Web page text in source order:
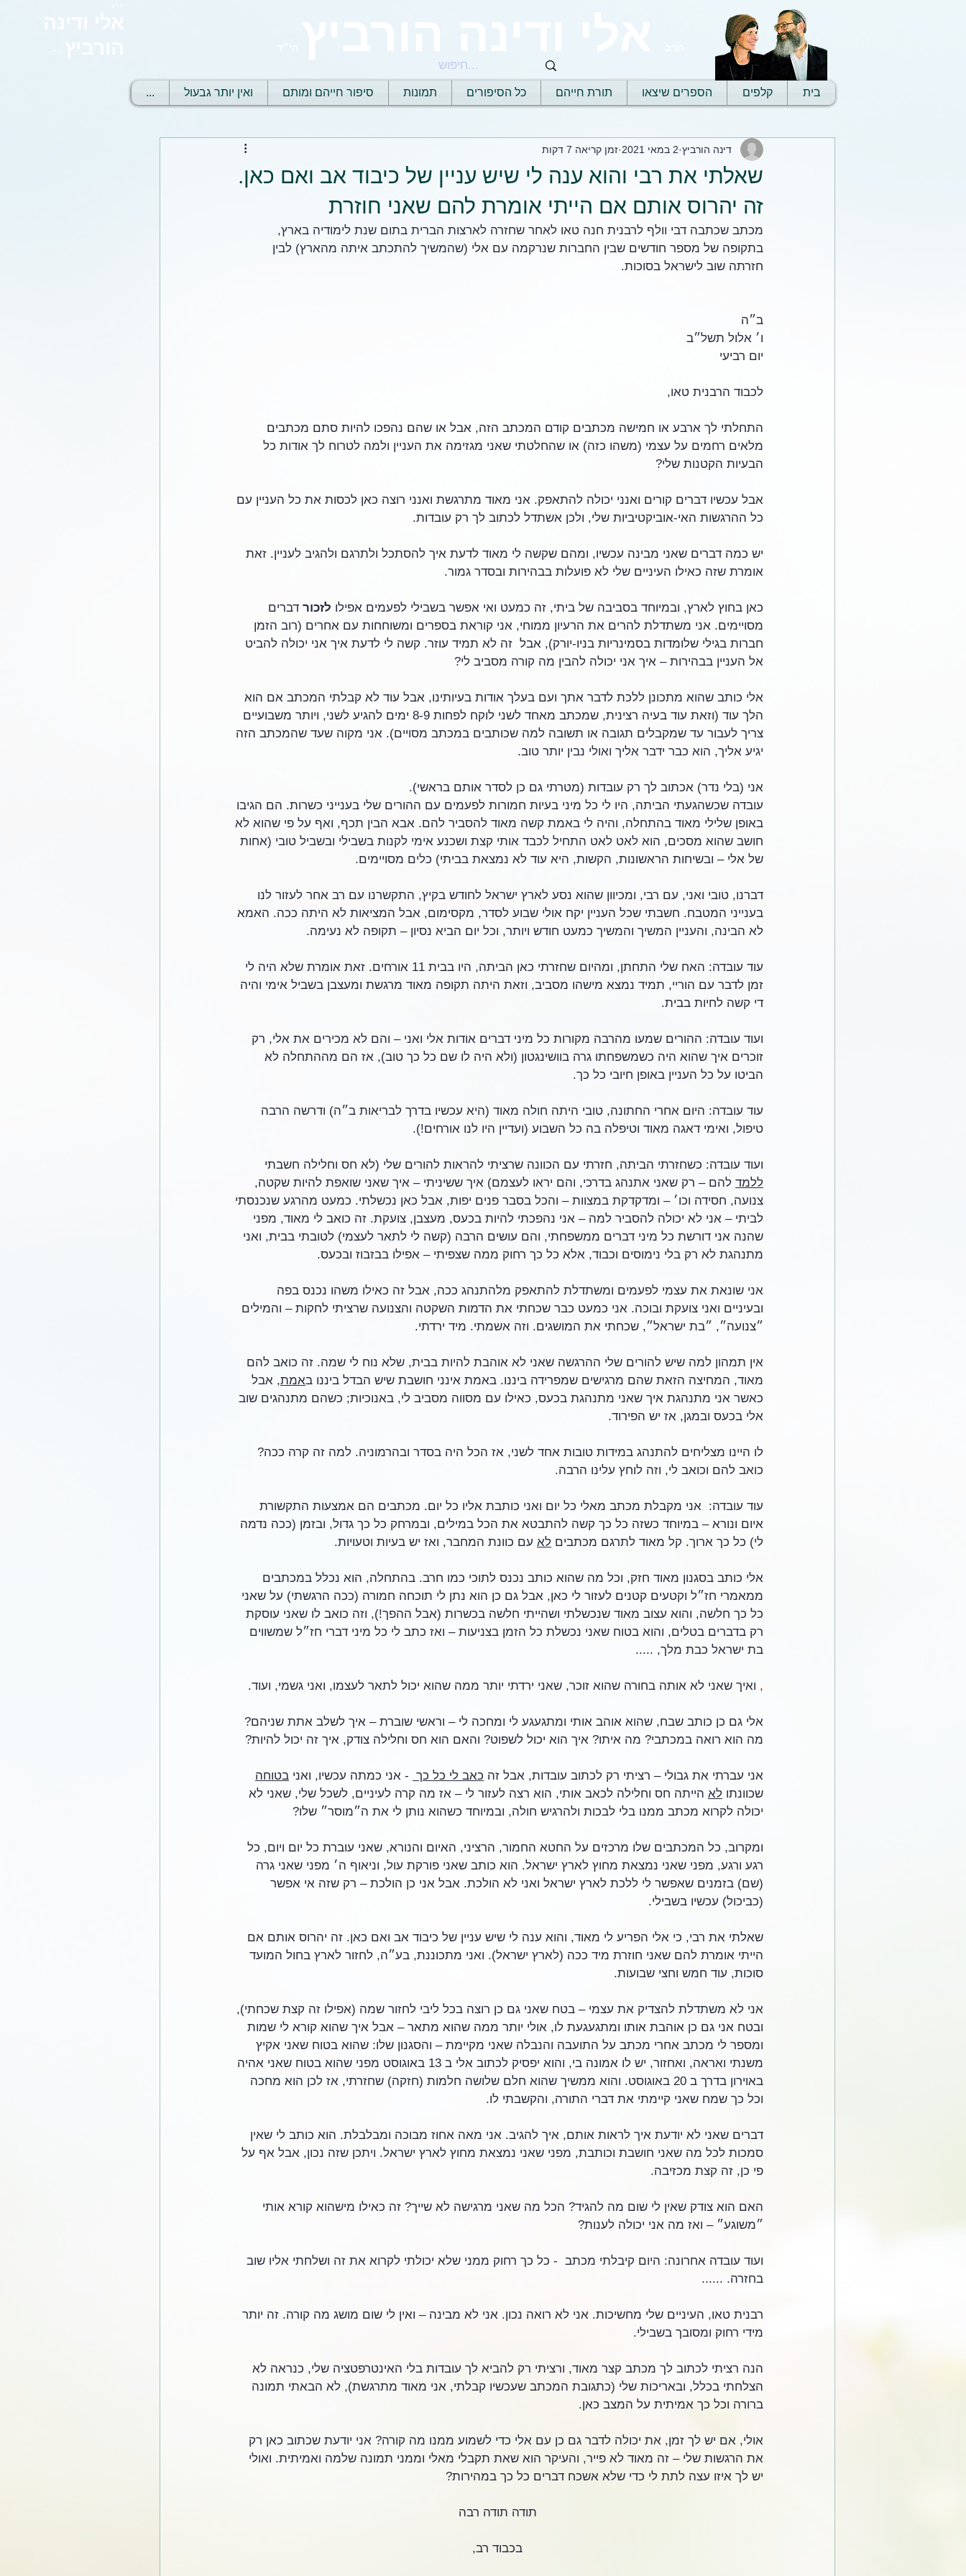
בית קלפים הספרים שיצאו תורת חייהם כל הסיפורים תמונות סיפור חייהם ומותם ואין יותר גבעול ...
שאלתי את רבי והוא ענה לי שיש עניין של כיבוד אב ואם כאן.
זה יהרוס אותם אם הייתי אומרת להם שאני חוזרת
דינה הורביץ 2 במאי 2021 זמן קריאה 7 דקות
מכתב שכתבה דבי וולף לרבנית חנה טאו לאחר שחזרה לארצות הברית בתום שנת לימודיה בארץ,
בתקופה של מספר חודשים שבין החברות שנרקמה עם אלי (שהמשיך להתכתב איתה מהארץ) לבין
חזרתה שוב לישראל בסוכות.
ב״ה
ו׳ אלול תשל״ב
יום רביעי
לכבוד הרבנית טאו,
התחלתי לך ארבע או חמישה מכתבים קודם המכתב הזה, אבל או שהם נהפכו להיות סתם מכתבים
מלאים רחמים על עצמי (משהו כזה) או שהחלטתי שאני מגזימה את העניין ולמה לטרוח לך אודות כל
הבעיות הקטנות שלי?
אבל עכשיו דברים קורים ואנני יכולה להתאפק. אני מאוד מתרגשת ואנני רוצה כאן לכסות את כל העניין עם
כל ההרגשות האי-אוביקטיביות שלי, ולכן אשתדל לכתוב לך רק עובדות.
יש כמה דברים שאני מבינה עכשיו, ומהם שקשה לי מאוד לדעת איך להסתכל ולתרגם ולהגיב לעניין. זאת
אומרת שזה כאילו העיניים שלי לא פועלות בבהירות ובסדר גמור.
כאן בחוץ לארץ, ובמיוחד בסביבה של ביתי, זה כמעט ואי אפשר בשבילי לפעמים אפילו לזכור דברים
מסויימים. אני משתדלת להרים את הרעיון ממוחי, אני קוראת בספרים ומשוחחות עם אחרים (רוב הזמן
חברות בגילי שלומדות בסמינריות בניו-יורק), אבל  זה לא תמיד עוזר. קשה לי לדעת איך אני יכולה להביט
אל העניין בבהירות – איך אני יכולה להבין מה קורה מסביב לי?
אלי כותב שהוא מתכונן ללכת לדבר אתך ועם בעלך אודות בעיותינו, אבל עוד לא קבלתי המכתב אם הוא
הלך עוד (וזאת עוד בעיה רצינית, שמכתב מאחד לשני לוקח לפחות 8-9 ימים להגיע לשני, ויותר משבועיים
צריך לעבור עד שמקבלים תגובה או תשובה למה שכותבים במכתב מסויים). אני מקוה שעד שהמכתב הזה
יגיע אליך, הוא כבר ידבר אליך ואולי נבין יותר טוב.
אני (בלי נדר) אכתוב לך רק עובדות (מטרתי גם כן לסדר אותם בראשי).
עובדה שכשהגעתי הביתה, היו לי כל מיני בעיות חמורות לפעמים עם ההורים שלי בענייני כשרות. הם הגיבו
באופן שלילי מאוד בהתחלה, והיה לי באמת קשה מאוד להסביר להם. אבא הבין תכף, ואף על פי שהוא לא
חושב שהוא מסכים, הוא לאט לאט התחיל לכבד אותי קצת ושכנע אימי לקנות בשבילי ובשביל טובי (אחות
של אלי – ובשיחות הראשונות, הקשות, היא עוד לא נמצאת בביתי) כלים מסויימים.
דברנו, טובי ואני, עם רבי, ומכיוון שהוא נסע לארץ ישראל לחודש בקיץ, התקשרנו עם רב אחר לעזור לנו
בענייני המטבח. חשבתי שכל העניין יקח אולי שבוע לסדר, מקסימום, אבל המציאות לא היתה ככה. האמא
לא הבינה, והעניין המשיך והמשיך כמעט חודש ויותר, וכל יום הביא נסיון – תקופה לא נעימה.
עוד עובדה: האח שלי התחתן, ומהיום שחזרתי כאן הביתה, היו בבית 11 אורחים. זאת אומרת שלא היה לי
זמן לדבר עם הוריי, תמיד נמצא מישהו מסביב, וזאת היתה תקופה מאוד מרגשת ומעצבן בשביל אימי והיה
די קשה לחיות בבית.
ועוד עובדה: ההורים שמעו מהרבה מקורות כל מיני דברים אודות אלי ואני – והם לא מכירים את אלי, רק
זוכרים איך שהוא היה כשמשפחתו גרה בוושינגטון (ולא היה לו שם כל כך טוב), אז הם מההתחלה לא
הביטו על כל העניין באופן חיובי כל כך.
עוד עובדה: היום אחרי החתונה, טובי היתה חולה מאוד (היא עכשיו בדרך לבריאות ב״ה) ודרשה הרבה
טיפול, ואימי דאגה מאוד וטיפלה בה כל השבוע (ועדיין היו לנו אורחים!).
ועוד עובדה: כשחזרתי הביתה, חזרתי עם הכוונה שרציתי להראות להורים שלי (לא חס וחלילה חשבתי
ללמד להם – רק שאני אתנהג בדרכי, והם יראו לעצמם) איך ששיניתי – איך שאני שואפת להיות שקטה,
צנועה, חסידה וכו׳ – ומדקדקת במצוות – והכל בסבר פנים יפות, אבל כאן נכשלתי. כמעט מהרגע שנכנסתי
לביתי – אני לא יכולה להסביר למה – אני נהפכתי להיות בכעס, מעצבן, צועקת. זה כואב לי מאוד, מפני
שהנה אני דורשת כל מיני דברים ממשפחתי, והם עושים הרבה (קשה לי לתאר לעצמי) לטובתי בבית, ואני
מתנהגת לא רק בלי נימוסים וכבוד, אלא כל כך רחוק ממה שצפיתי – אפילו בבזבוז ובכעס.
אני שונאת את עצמי לפעמים ומשתדלת להתאפק מלהתנהג ככה, אבל זה כאילו משהו נכנס בפה
ובעיניים ואני צועקת ובוכה. אני כמעט כבר שכחתי את הדמות השקטה והצנועה שרציתי לחקות – והמילים
״צנועה״, ״בת ישראל״, שכחתי את המושגים. וזה אשמתי. מיד ירדתי.
אין תמהון למה שיש להורים שלי ההרגשה שאני לא אוהבת להיות בבית, שלא נוח לי שמה. זה כואב להם
מאוד, המחיצה הזאת שהם מרגישים שמפרידה ביננו. באמת אינני חושבת שיש הבדל ביננו באמת, אבל
כאשר אני מתנהגת איך שאני מתנהגת בכעס, כאילו עם מסווה מסביב לי, באנוכיות; כשהם מתנהגים שוב
אלי בכעס ובמגן, אז יש הפירוד.
לו היינו מצליחים להתנהג במידות טובות אחד לשני, אז הכל היה בסדר ובהרמוניה. למה זה קרה ככה?
כואב להם וכואב לי, וזה לוחץ עלינו הרבה.
עוד עובדה:  אני מקבלת מכתב מאלי כל יום ואני כותבת אליו כל יום. מכתבים הם אמצעות התקשורת
איום ונורא – במיוחד כשזה כל כך קשה להתבטא את הכל במילים, ובמרחק כל כך גדול, ובזמן (ככה נדמה
לי) כל כך ארוך. קל מאוד לתרגם מכתבים לא עם כוונת המחבר, ואז יש בעיות וטעויות.
אלי כותב בסגנון מאוד חזק, וכל מה שהוא כותב נכנס לתוכי כמו חרב. בהתחלה, הוא נכלל במכתבים
ממאמרי חז״ל וקטעים קטנים לעזור לי כאן, אבל גם כן הוא נתן לי תוכחה חמורה (ככה הרגשתי) על שאני
כל כך חלשה, והוא עצוב מאוד שנכשלתי ושהייתי חלשה בכשרות (אבל ההפך!), וזה כואב לו שאני עוסקת
רק בדברים בטלים, והוא בטוח שאני נכשלת כל הזמן בצניעות – ואז כתב לי כל מיני דברי חז״ל שמשווים
בת ישראל כבת מלך, .....
, ואיך שאני לא אותה בחורה שהוא זוכר, שאני ירדתי יותר ממה שהוא יכול לתאר לעצמו, ואני גשמי, ועוד.
אלי גם כן כותב שבח, שהוא אוהב אותי ומתגעגע לי ומחכה לי – וראשי שוברת – איך לשלב אתת שניהם?
מה הוא רואה במכתבי? מה איתו? איך הוא יכול לשפוט? והאם הוא חס וחלילה צודק, איך זה יכול להיות?
אני עברתי את גבולי – רציתי רק לכתוב עובדות, אבל זה כאב לי כל כך - אני כמתה עכשיו, ואני בטוחה
שכוונתו לא הייתה חס וחלילה לכאב אותי, הוא רצה לעזור לי – אז מה קרה לעיניים, לשכל שלי, שאני לא
יכולה לקרוא מכתב ממנו בלי לבכות ולהרגיש חולה, ובמיוחד כשהוא נותן לי את ה״מוסר״ שלו?
ומקרוב, כל המכתבים שלו מרכזים על החטא החמור, הרציני, האיום והנורא, שאני עוברת כל יום ויום, כל
רגע ורגע, מפני שאני נמצאת מחוץ לארץ ישראל. הוא כותב שאני פורקת עול, וניאוף ה׳ מפני שאני גרה
(שם) בזמנים שאפשר לי ללכת לארץ ישראל ואני לא הולכת. אבל אני כן הולכת – רק שזה אי אפשר
(כביכול) עכשיו בשבילי.
שאלתי את רבי, כי אלי הפריע לי מאוד, והוא ענה לי שיש עניין של כיבוד אב ואם כאן. זה יהרוס אותם אם
הייתי אומרת להם שאני חוזרת מיד ככה (לארץ ישראל). ואני מתכוננת, בע״ה, לחזור לארץ בחול המועד
סוכות, עוד חמש וחצי שבועות.
אני לא משתדלת להצדיק את עצמי – בטח שאני גם כן רוצה בכל ליבי לחזור שמה (אפילו זה קצת שכחתי),
ובטח אני גם כן אוהבת אותו ומתגעגעת לו, אולי יותר ממה שהוא מתאר – אבל איך שהוא קורא לי שמות
ומספר לי מכתב אחרי מכתב על התועבה והנבלה שאני מקיימת – והסגנון שלו: שהוא בטוח שאני אקיץ
משנתי ואראה, ואחזור, יש לו אמונה בי, והוא יפסיק לכתוב אלי ב 13 באוגוסט מפני שהוא בטוח שאני אהיה
באוירון בדרך ב 20 באוגוסט. והוא ממשיך שהוא חלם שלושה חלמות (חזקה) שחזרתי, אז לכן הוא מחכה
וכל כך שמח שאני קיימתי את דברי התורה, והקשבתי לו.
דברים שאני לא יודעת איך לראות אותם, איך להגיב. אני מאה אחוז מבוכה ומבלבלת. הוא כותב לי שאין
סמכות לכל מה שאני חושבת וכותבת, מפני שאני נמצאת מחוץ לארץ ישראל. ויתכן שזה נכון, אבל אף על
פי כן, זה קצת מכזיבה.
האם הוא צודק שאין לי שום מה להגיד? הכל מה שאני מרגישה לא שייך? זה כאילו מישהוא קורא אותי
״משוגע״ – ואז מה אני יכולה לענות?
ועוד עובדה אחרונה: היום קיבלתי מכתב  - כל כך רחוק ממני שלא יכולתי לקרוא את זה ושלחתי אליו שוב
בחזרה. ......
רבנית טאו, העיניים שלי מחשיכות. אני לא רואה נכון. אני לא מבינה – ואין לי שום מושג מה קורה. זה יותר
מידי רחוק ומסובך בשבילי.
הנה רציתי לכתוב לך מכתב קצר מאוד, ורציתי רק להביא לך עובדות בלי האינטרפטציה שלי, כנראה לא
הצלחתי בכלל, ובאריכות שלי (כתגובת המכתב שעכשיו קבלתי, אני מאוד מתרגשת), לא הבאתי תמונה
ברורה וכל כך אמיתית על המצב כאן.
אולי, אם יש לך זמן, את יכולה לדבר גם כן עם אלי כדי לשמוע ממנו מה קורה? אני יודעת שכתוב כאן רק
את הרגשות שלי – זה מאוד לא פייר, והעיקר הוא שאת תקבלי מאלי וממני תמונה שלמה ואמיתית. ואולי
יש לך איזו עצה לתת לי כדי שלא אשכח דברים כל כך במהירות?
תודה תודה רבה
בכבוד רב,